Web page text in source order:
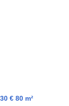
€ 80 m²